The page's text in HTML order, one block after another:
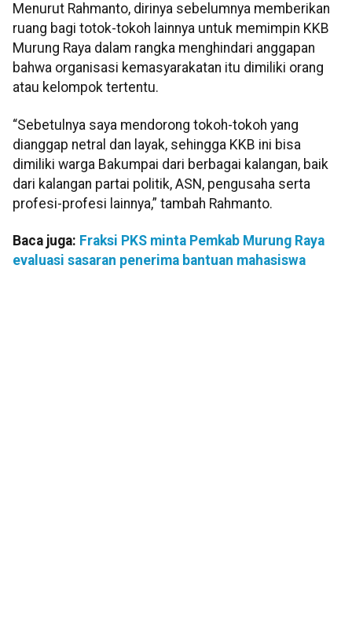
Menurut Rahmanto, dirinya sebelumnya memberikan
ruang bagi totok-tokoh lainnya untuk memimpin KKB
Murung Raya dalam rangka menghindari anggapan
bahwa organisasi kemasyarakatan itu dimiliki orang
atau kelompok tertentu.
“Sebetulnya saya mendorong tokoh-tokoh yang
dianggap netral dan layak, sehingga KKB ini bisa
dimiliki warga Bakumpai dari berbagai kalangan, baik
dari kalangan partai politik, ASN, pengusaha serta
profesi-profesi lainnya,” tambah Rahmanto.
Baca juga: Fraksi PKS minta Pemkab Murung Raya
evaluasi sasaran penerima bantuan mahasiswa